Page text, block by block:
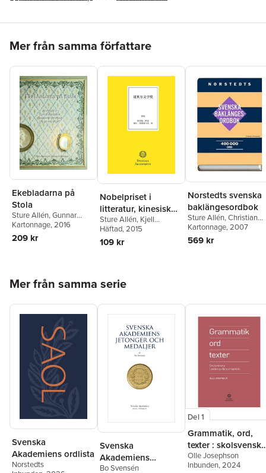
Mer från samma författare
Ekebladarna på
Stola
Sture Allén,Gunnar
Wetterberg,Tore
Frängsmyr
Wolff
Kartonnage, 2016
209 kr
Nobelpriset i
litteratur, kinesisk
utgåva
Sture Allén, Kjell
Espmark
Häftad, 2015
109 kr
Norstedts svenska
baklängesordbok
Sture Allén,Christian
Sjögreen
Kartonnage, 2007
569 kr
Mer från samma serie
Svenska
Akademiens ordlista
Norstedts
Svenska
Akademiens
jetonger och
Bo Svensén
Del 1
Grammatik, ord,
texter :
tiv
Olle Josephson
Inbunden, 2024